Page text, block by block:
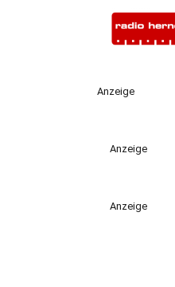
Anzeige
Anzeige
Anzeige